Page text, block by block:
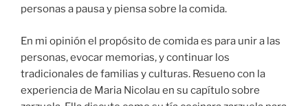
personas a pausa y piensa sobre la comida.
En mi opinión el propósito de comida es para unir a las
personas, evocar memorias, y continuar los
tradicionales de familias y culturas. Resueno con la
experiencia de Maria Nicolau en su capítulo sobre